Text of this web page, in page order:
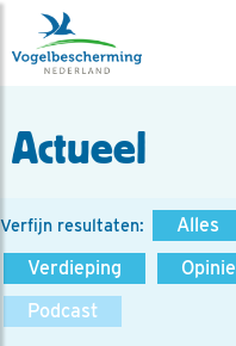
Actueel
Verfijn resultaten: Alles
Verdieping
Opinie
Podcast